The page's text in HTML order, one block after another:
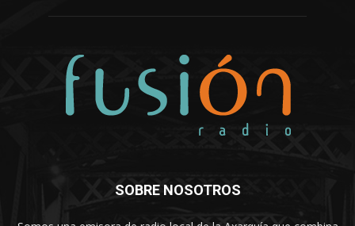
SOBRE NOSOTROS